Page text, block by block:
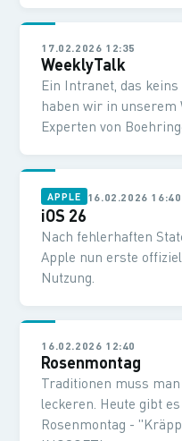
17.02.2026 12:35
WeeklyTalk
Ein Intranet, das
haben wir in unserem
Experten von
APPLE 16.02.2026 16:40
iOS 26
Nach fehlerhaften
Apple nun erste
Nutzung.
16.02.2026 12:40
Rosenmontag
Traditionen muss
leckeren. Heute gibt
Rosenmontag -